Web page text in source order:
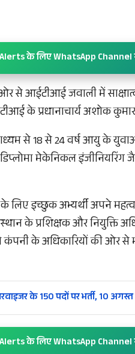
के लिए WhatsApp
से आईटीआई जवाली में
के प्रधानाचार्य अशोक कुमार
से 18 से 24 वर्ष आयु के
मेकेनिकल
के लिए इच्छुक अभ्यर्थी अपने
के प्रशिक्षक और नियुक्ति
कंपनी के अधिकारियों की ओर से
के 150 पदों पर भर्ती, 10 अगस्त
के लिए WhatsApp